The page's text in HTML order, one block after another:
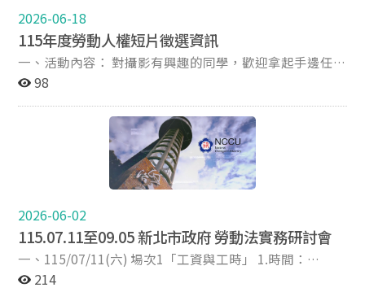
12日（星期四） 三、研討會地點：國立臺灣師範大學圖
書館校區進修推廣學院1樓演講堂 四、研討會主題：永續
未來：負責任AI與勞動力轉型 五、投稿截止日期：2026
年7月30日 六、會議徵稿網址：
0xl8-Ev9a0Zs6z4E/view 七、投稿系統：
https://cmt3.research.microsoft.com/HRD2026 八、研
討會網址：https://ntnuihrd.wixsite.com/2026ihrd 歡迎
本所師生踴躍投稿及報名參加。
2026-06-18
115年度勞動人權短片徵選資訊
一、活動內容： 對攝影有興趣的同學，歡迎拿起手邊任何
的攝影器材，拍攝出你(妳)最棒的作品報名參加，就有機
「勞動人權」相關為主，如勞動條件保障、職業安全及保
護、就業歧視禁止、性別平等工作、非典型勞動、國際移
工、工會議題、團體協商、青年就業與勞動、弱勢勞工就
業困境及保護或其他有關勞動人權之任一主題皆可，影片
長度以5分鐘為限，且應符合電影、電視分級處理之普遍
籍且年滿15歲，分為社會組、教師組及學生組，學生組係
當年度在籍學生(以學生證或其他可資證明為憑)，每隊參
加人數不限，每人至多投稿2部作品，同一作品僅能擇一
組別投件，不可一稿多投。 3.影片規格：影片格式得以
98
2026-06-02
115.07.11至09.05 新北市政府 勞動法實務研討會
一、115/07/11(六) 場次1「工資與工時」 1.時間：
09:10~12:20 2.地點：新北市政府 507會議室 3.主持人：
214